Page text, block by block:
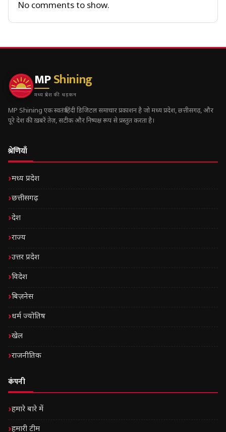
No comments to show.
MPShining
मध्य प्रदेश की धड़कन
MP Shining एक स्वतंत्र हिंदी डिजिटल समाचार प्रकाशन है जो मध्य प्रदेश, छत्तीसगढ़, और
पूरे देश की ख़बरें तेज़, सटीक और निष्पक्ष रूप से प्रस्तुत करता है।
श्रेणियाँ
मध्य प्रदेश
छत्तीसगढ़
देश
राज्य
उत्तर प्रदेश
विदेश
बिज़नेस
धर्म ज्योतिष
खेल
राजनीतिक
कंपनी
हमारे बारे में
हमारी टीम